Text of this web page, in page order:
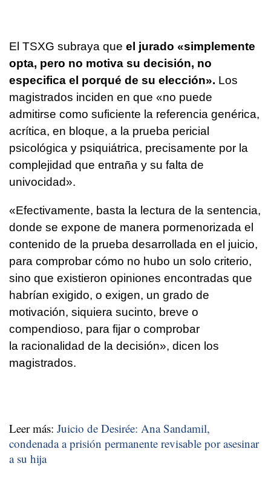
El TSXG subraya que el jurado «simplemente
opta, pero no motiva su decisión, no
especifica el porqué de su elección». Los
magistrados inciden en que «no puede
admitirse como suficiente la referencia genérica,
acrítica, en bloque, a la prueba pericial
psicológica y psiquiátrica, precisamente por la
complejidad que entraña y su falta de
univocidad».
«Efectivamente, basta la lectura de la sentencia,
donde se expone de manera pormenorizada el
contenido de la prueba desarrollada en el juicio,
para comprobar cómo no hubo un solo criterio,
sino que existieron opiniones encontradas que
habrían exigido, o exigen, un grado de
motivación, siquiera sucinto, breve o
compendioso, para fijar o comprobar
la racionalidad de la decisión», dicen los
magistrados.
Leer más: Juicio de Desirée: Ana Sandamil,
condenada a prisión permanente revisable por asesinar
a su hija